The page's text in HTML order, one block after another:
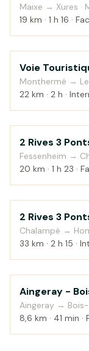
Maixe → Xures ·
19 km · 1 h 16 ·
Campagne
Voie
Monthermé →
22 km · 2 h ·
Campagne
2 Rives 3
Fessenheim →
20 km · 1 h 23 ·
Campagne
2 Rives 3
Chalampé →
33 km · 2 h 15 ·
Campagne
Aingeray -
Aingeray →
8,6 km · 41 min ·